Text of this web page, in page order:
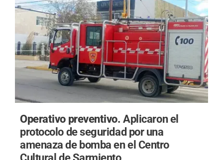
Operativo preventivo.Aplicaron el
protocolo de seguridad por una
amenaza de bomba en el Centro